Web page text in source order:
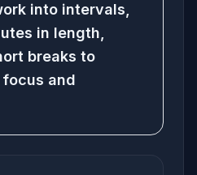
into intervals,
in length,
breaks to
and